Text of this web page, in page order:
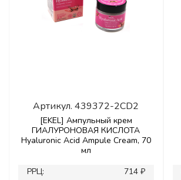
Артикул.439372-2CD2
[EKEL] Ампульный крем
ГИАЛУРОНОВАЯ КИСЛОТА
Hyaluronic Acid Ampule Cream, 70
мл
РРЦ:
714 ₽